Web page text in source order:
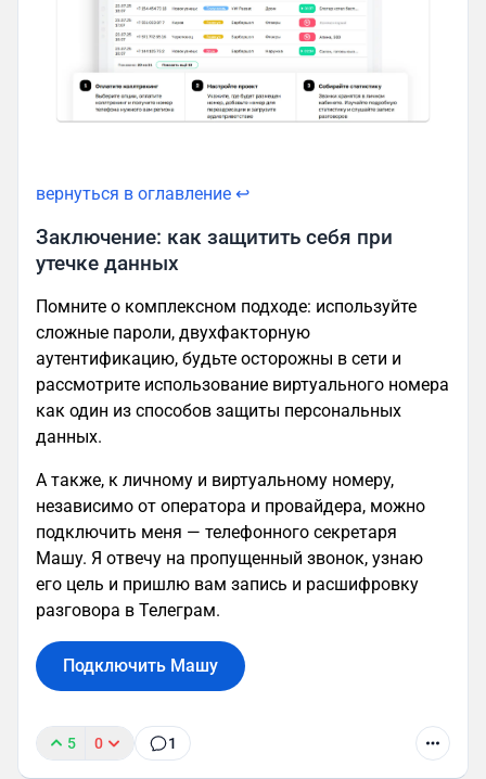
вернуться в оглавление ↩
Заключение: как защитить себя при
утечке данных
Помните о комплексном подходе: используйте
сложные пароли, двухфакторную
аутентификацию, будьте осторожны в сети и
рассмотрите использование виртуального номера
как один из способов защиты персональных
данных.
А также, к личному и виртуальному номеру,
независимо от оператора и провайдера, можно
подключить меня — телефонного секретаря
Машу. Я отвечу на пропущенный звонок, узнаю
его цель и пришлю вам запись и расшифровку
разговора в Телеграм.
Подключить Машу
5 0 1